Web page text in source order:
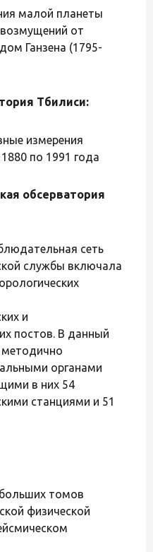
малой планеты
от
Ганзена (1795-
Тбилиси:
измерения
по 1991 года
обсерватория
сеть
службы включала
и
постов. В данный
органами
в них 54
станциями и 51
томов
физической